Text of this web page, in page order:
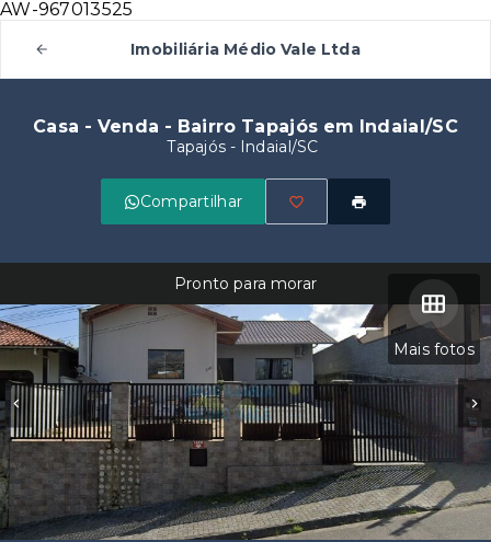
AW-967013525
Imobiliária Médio Vale Ltda
Casa - Venda - Bairro Tapajós em Indaial/SC
Tapajós - Indaial/SC
Compartilhar
Mais fotos
Pronto para morar